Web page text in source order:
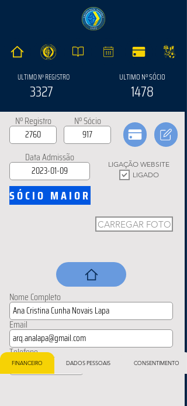
ULTIMO Nº REGISTRO
3327
ULTIMO Nº SÓCIO
1478
Nº Registro Nº Sócio
Data Admissão
LIGAÇÃO WEBSITE
LIGADO
SÓCIO MAIOR
CARREGAR FOTO
Nome Completo
Email
Telefone
FINANCEIRO DADOS PESSOAIS CONSENTIMENTO